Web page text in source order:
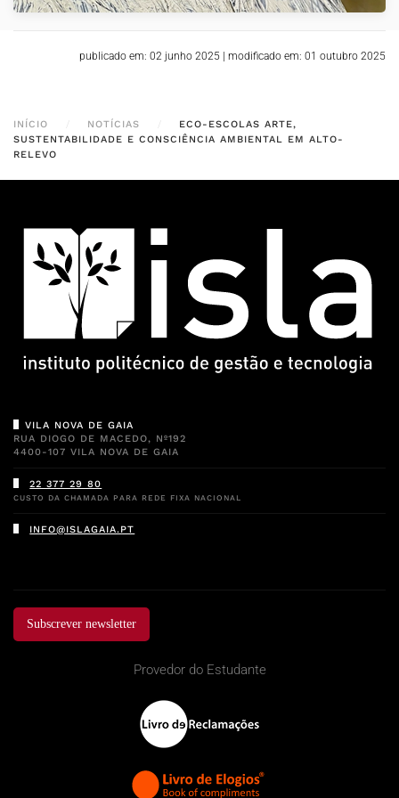
publicado em: 02 junho 2025 | modificado em: 01 outubro 2025
INÍCIO NOTÍCIAS
ECO-ESCOLAS ARTE,
SUSTENTABILIDADE E CONSCIÊNCIA AMBIENTAL EM ALTO-
RELEVO
VILA NOVA DE GAIA
RUA DIOGO DE MACEDO, Nº192
4400-107 VILA NOVA DE GAIA
22 377 29 80
CUSTO DA CHAMADA PARA REDE FIXA NACIONAL
INFO@ISLAGAIA.PT
Subscrever newsletter
Provedor do Estudante